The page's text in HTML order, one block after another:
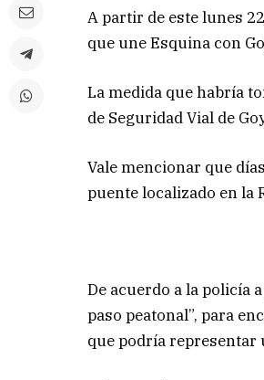
A partir de este lunes
que une Esquina con
La medida que habría
de Seguridad Vial de
Vale mencionar que
puente localizado en la
De acuerdo a la policía
paso peatonal”, para
que podría representar